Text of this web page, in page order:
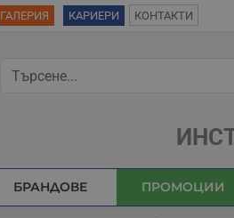
ГАЛЕРИЯ КАРИЕРИ КОНТАКТИ
БРАНДОВЕ ПРОМОЦИИ